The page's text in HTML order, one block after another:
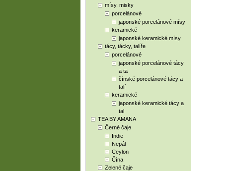
mísy, misky
porcelánové
japonské porcelánové mísy
keramické
japonské keramické mísy
tácy, tácky, talíře
porcelánové
japonské porcelánové tácy
a ta
čínské porcelánové tácy a
talí
keramické
japonské keramické tácy a
tal
TEA BY AMANA
Černé čaje
Indie
Nepál
Ceylon
Čína
Zelené čaje